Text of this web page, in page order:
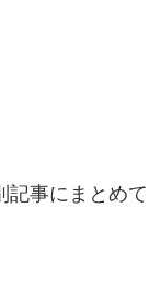
記事にまとめて